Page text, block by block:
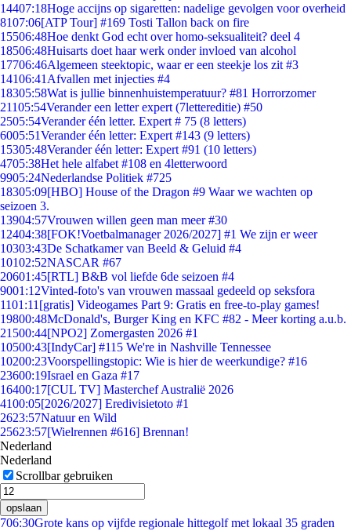
14407:18Hoge accijns op sigaretten: nadelige gevolgen voor overheid
8107:06[ATP Tour] #169 Tosti Tallon back on fire
15506:48Hoe denkt God echt over homo-seksualiteit? deel 4
18506:48Huisarts doet haar werk onder invloed van alcohol
17706:46Algemeen steektopic, waar er een steekje los zit #3
14106:41 Afvallen met injecties #4
18305:58Wat is jullie binnenhuistemperatuur? #81 Horrorzomer
21105:54Verander een letter expert (7lettereditie) #50
2505:54Verander één letter. Expert # 75 (8 letters)
6005:51Verander één letter: Expert #143 (9 letters)
15305:48Verander één letter: Expert #91 (10 letters)
4705:38Het hele alfabet #108 en 4letterwoord
9905:24Nederlandse Politiek #725
18305:09[HBO] House of the Dragon #9 Waar we wachten op
seizoen 3.
13904:57Vrouwen willen geen man meer #30
12404:38[FOK!Voetbalmanager 2026/2027] #1 We zijn er weer
10303:43De Schatkamer van Beeld & Geluid #4
10102:52NASCAR #67
20601:45[RTL] B&B vol liefde 6de seizoen #4
9001:12Vinted-foto's van vrouwen massaal gedeeld op seksfora
1101:11 [gratis] Videogames Part 9: Gratis en free-to-play games!
19800:48McDonald's, Burger King en KFC #82 - Meer korting a.u.b.
21500:44[NPO2] Zomergasten 2026 #1
10500:43[IndyCar] #115 We're in Nashville Tennessee
10200:23Voorspellingstopic: Wie is hier de weerkundige? #16
23600:19Israel en Gaza #17
16400:17[CUL TV] Masterchef Australië 2026
4100:05[2026/2027] Eredivisietoto #1
2623:57Natuur en Wild
25623:57[Wielrennen #616] Brennan!
Nederland
Nederland
Scrollbar gebruiken
opslaan
706:30Grote kans op vijfde regionale hittegolf met lokaal 35 graden